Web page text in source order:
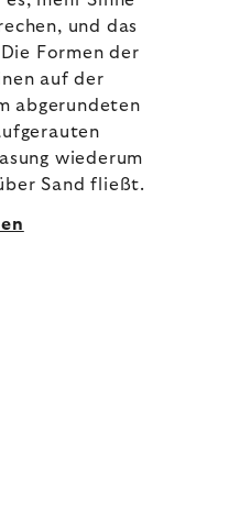
und das
Formen der
auf der
abgerundeten
wiederum
Sand fließt.